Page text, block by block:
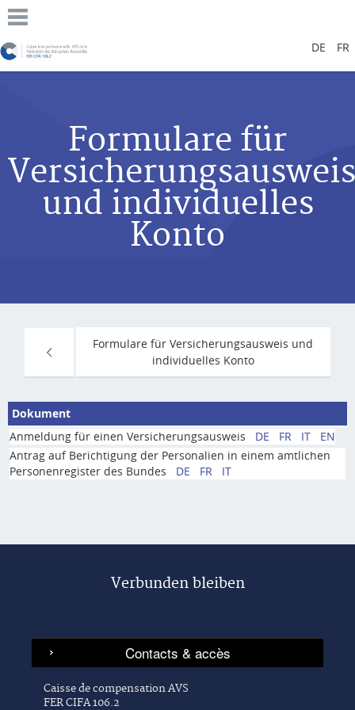
DE FR
Formulare für
Versicherungsausweis
und individuelles
Konto
Formulare für Versicherungsausweis und
individuelles Konto
Dokument
Anmeldung für einen Versicherungsausweis DE FR IT
EN
Antrag auf Berichtigung der Personalien in einem amtlichen
Personenregister des Bundes DE FR IT
Verbunden bleiben
Caisse de compensation AVS
FER CIFA 106.2